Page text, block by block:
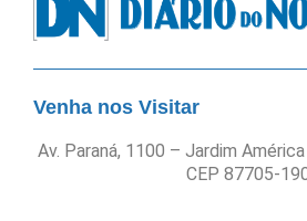
Venha nos Visitar
Av. Paraná, 1100 – Jardim
CEP 87705-